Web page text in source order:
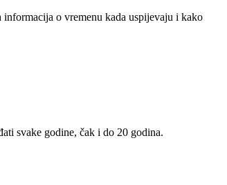
o vremenu kada uspijevaju i kako
svake godine, čak i do 20 godina.